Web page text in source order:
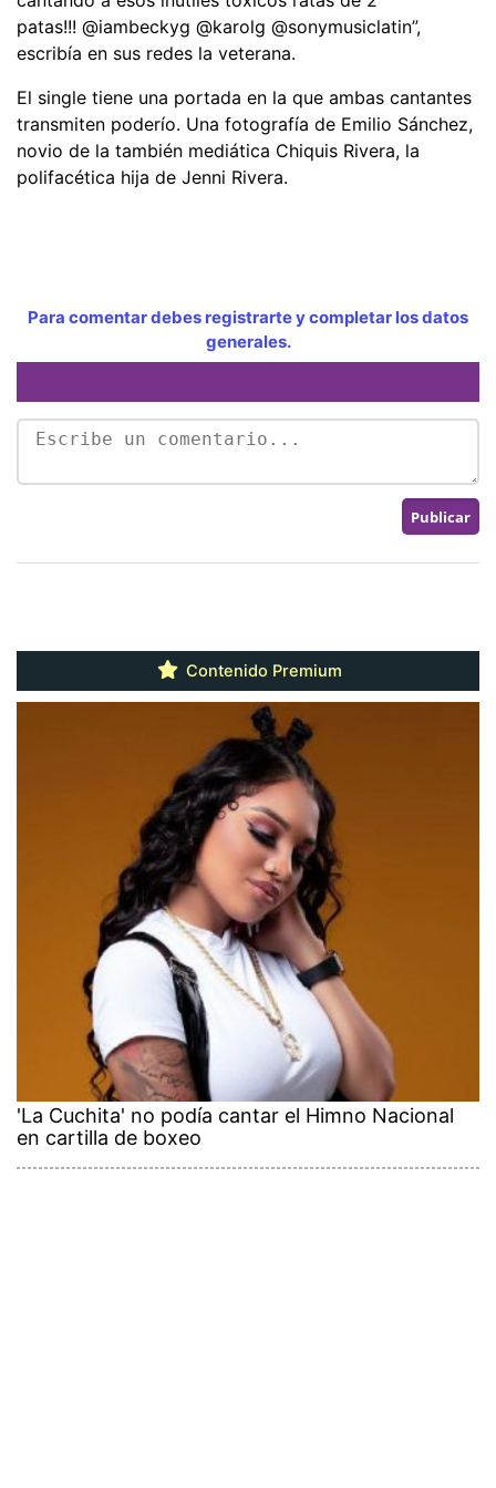
patas!!! @iambeckyg @karolg @sonymusiclatin”,
escribía en sus redes la veterana.
El single tiene una portada en la que ambas cantantes
transmiten poderío. Una fotografía de Emilio Sánchez,
novio de la también mediática Chiquis Rivera, la
polifacética hija de Jenni Rivera.
Para comentar debes registrarte y completar los datos
generales.
Contenido Premium
'La Cuchita' no podía cantar el Himno Nacional
en cartilla de boxeo